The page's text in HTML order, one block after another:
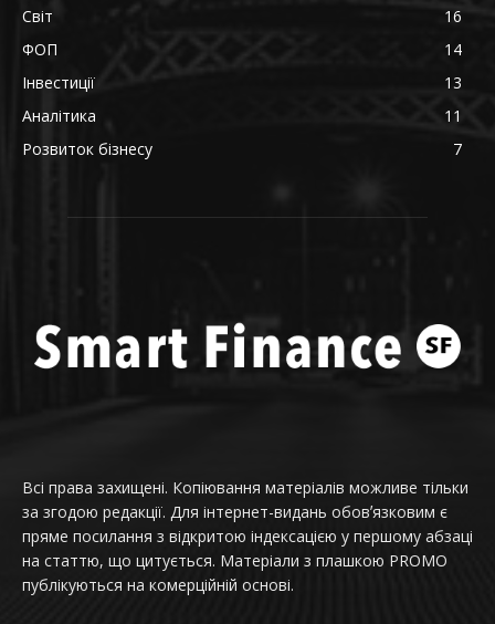
Світ
16
ФОП
14
Інвестиції
13
Аналітика
11
Розвиток бізнесу
7
Всі права захищені. Копіювання матеріалів можливе тільки
за згодою редакції. Для інтернет-видань обовʼязковим є
пряме посилання з відкритою індексацією у першому абзаці
на статтю, що цитується. Матеріали з плашкою PROMO
публікуються на комерційній основі.